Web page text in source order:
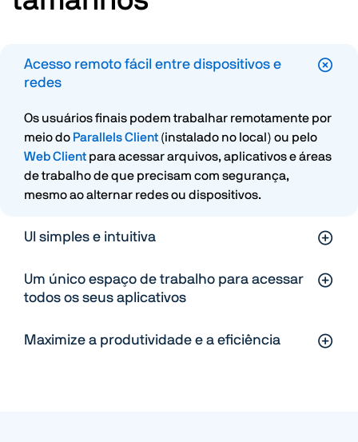
Acesso remoto fácil entre dispositivos e
redes
Os usuários finais podem trabalhar remotamente por
meio do Parallels Client (instalado no local) ou pelo
Web Client para acessar arquivos, aplicativos e áreas
de trabalho de que precisam com segurança,
mesmo ao alternar redes ou dispositivos.
UI simples e intuitiva
Um único espaço de trabalho para acessar
todos os seus aplicativos
Maximize a produtividade e a eficiência